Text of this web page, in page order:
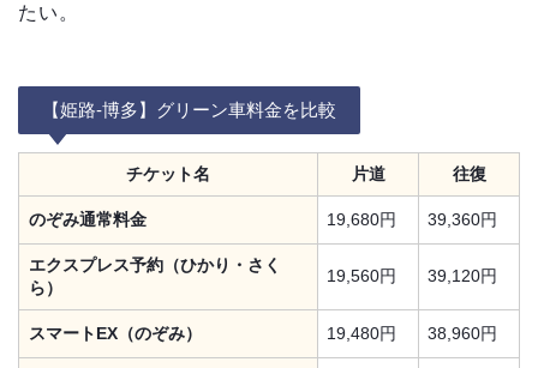
たい。
【姫路-博多】グリーン車料金を比較
チケット名 片道 往復
のぞみ通常料金 19,680円 39,360円
エクスプレス予約（ひかり・さく
ら）
19,560円 39,120円
スマートEX（のぞみ） 19,480円 38,960円